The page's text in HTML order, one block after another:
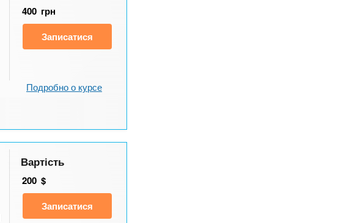
400 грн
Записатися
Подробно о курсе
Вартість
200 $
Записатися